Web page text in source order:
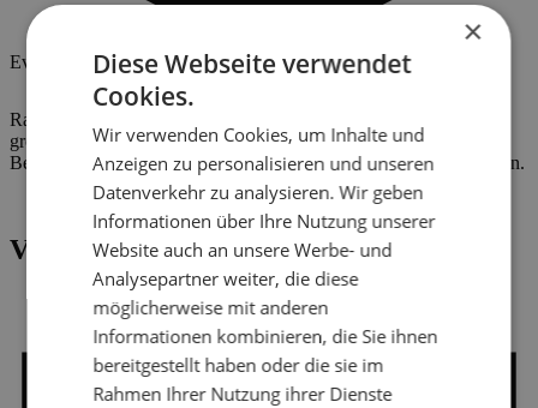
Eventkalender
Radio U1 Tirol präsentiert. Wir lieben es mit Ihnen zu feiern und
großartige Musik zu genießen.
Besuchen Sie uns bei einer unserer Radio U1 Tirol Veranstaltungen.
Veranstaltungen
×
Diese Webseite verwendet
Cookies.
Wir verwenden Cookies, um Inhalte und
Anzeigen zu personalisieren und unseren
Datenverkehr zu analysieren. Wir geben
Informationen über Ihre Nutzung unserer
Website auch an unsere Werbe- und
Analysepartner weiter, die diese
möglicherweise mit anderen
Informationen kombinieren, die Sie ihnen
bereitgestellt haben oder die sie im
Rahmen Ihrer Nutzung ihrer Dienste